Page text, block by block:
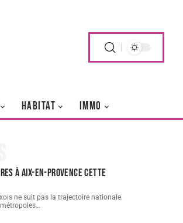
HABITAT IMMO
à Aix-en-Provence cette
ne suit pas la trajectoire nationale.
…